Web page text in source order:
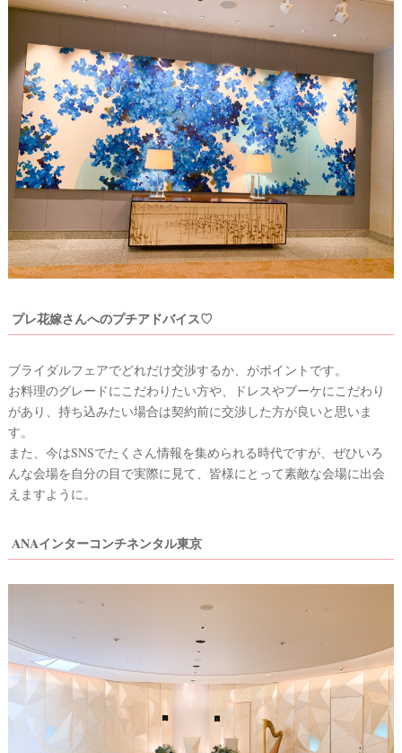
プレ花嫁さんへのプチアドバイス♡
ブライダルフェアでどれだけ交渉するか、がポイントです。
お料理のグレードにこだわりたい方や、ドレスやブーケにこだわり
があり、持ち込みたい場合は契約前に交渉した方が良いと思いま
す。
また、今はSNSでたくさん情報を集められる時代ですが、ぜひいろ
んな会場を自分の目で実際に見て、皆様にとって素敵な会場に出会
えますように。
ANAインターコンチネンタル東京